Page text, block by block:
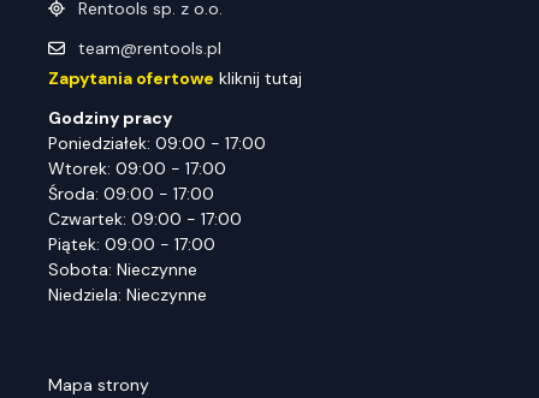
Rentools sp. z o.o.
team@rentools.pl
Zapytania ofertowe kliknij tutaj
Godziny pracy
Poniedziałek: 09:00 - 17:00
Wtorek: 09:00 - 17:00
Środa: 09:00 - 17:00
Czwartek: 09:00 - 17:00
Piątek: 09:00 - 17:00
Sobota: Nieczynne
Niedziela: Nieczynne
Mapa strony